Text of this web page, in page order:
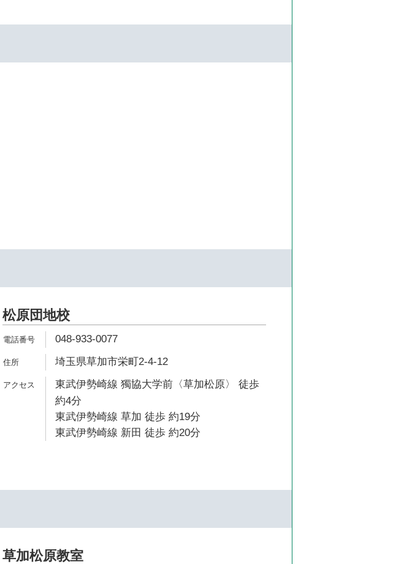
松原団地校
048-933-0077
埼玉県草加市栄町2-4-12
東武伊勢崎線 獨協大学前〈草加松原〉 徒歩
約4分
東武伊勢崎線 草加 徒歩 約19分
東武伊勢崎線 新田 徒歩 約20分
草加松原教室